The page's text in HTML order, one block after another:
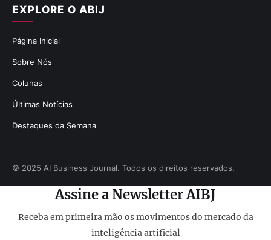
EXPLORE O ABIJ
Página Inicial
Sobre Nós
Colunas
Últimas Notícias
Destaques da Semana
© 2025 AI Business Journal. Todos os direitos reservados.
Assine a Newsletter AIBJ
Receba em primeira mão os movimentos do mercado da
inteligência artificial